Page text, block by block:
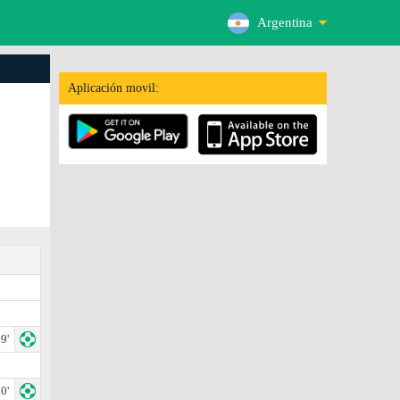
Argentina
Aplicación movil: